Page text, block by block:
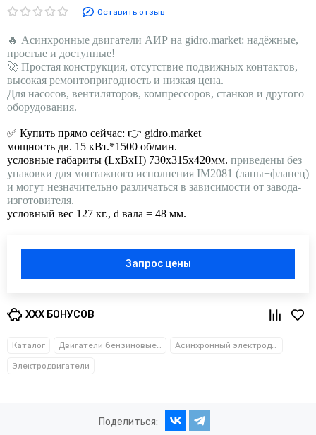
Оставить отзыв
🔥 Асинхронные двигатели АИР на gidro.market: надёжные,
простые и доступные!
🚀 Простая конструкция, отсутствие подвижных контактов,
высокая ремонтопригодность и низкая цена.
Для насосов, вентиляторов, компрессоров, станков и другого
оборудования.
✅ Купить прямо сейчас: 👉 gidro.market
мощность дв. 15 кВт.*1500 об/мин.
условные габариты (LхBхH) 730х315х420мм. приведены без
упаковки для монтажного исполнения IM2081 (лапы+фланец)
и могут незначительно различаться в зависимости от завода-
изготовителя.
условный вес 127 кг., d вала = 48 мм.
Запрос цены
XXX БОНУСОВ
Каталог Двигатели бензиновые и электрические Асинхронный электродвигатель - серии АИР
Электродвигатели
Поделиться: